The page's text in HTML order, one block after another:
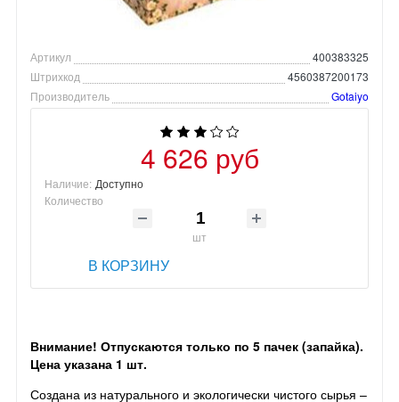
Артикул
400383325
Штрихкод
4560387200173
Производитель
Gotaiyo
4 626 руб
Наличие: Доступно
Количество
шт
В КОРЗИНУ
Внимание! Отпускаются только по 5 пачек (запайка).
Цена указана 1 шт.
Создана из натурального и экологически чистого сырья –